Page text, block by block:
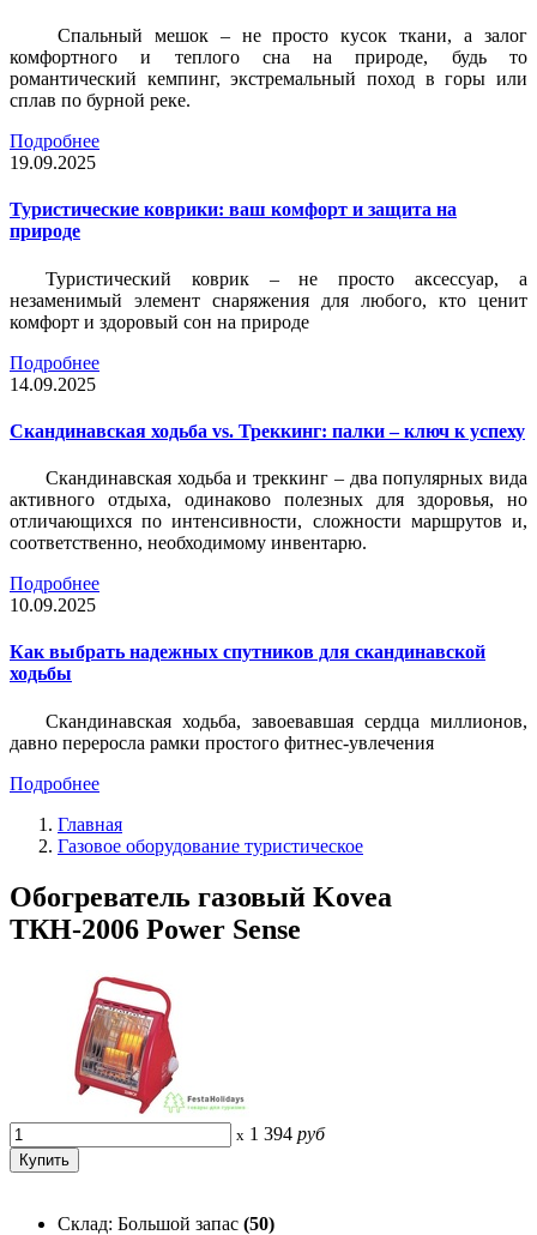
Спальный мешок – не просто кусок ткани, а залог
комфортного и теплого сна на природе, будь то
романтический кемпинг, экстремальный поход в горы или
сплав по бурной реке.
Подробнее
19.09.2025
Туристические коврики: ваш комфорт и защита на
природе
Туристический коврик – не просто аксессуар, а
незаменимый элемент снаряжения для любого, кто ценит
комфорт и здоровый сон на природе
Подробнее
14.09.2025
Скандинавская ходьба vs. Треккинг: палки – ключ к успеху
Скандинавская ходьба и треккинг – два популярных вида
активного отдыха, одинаково полезных для здоровья, но
отличающихся по интенсивности, сложности маршрутов и,
соответственно, необходимому инвентарю.
Подробнее
10.09.2025
Как выбрать надежных спутников для скандинавской
ходьбы
Скандинавская ходьба, завоевавшая сердца миллионов,
давно переросла рамки простого фитнес-увлечения
Подробнее
Главная
Газовое оборудование туристическое
Обогреватель газовый Kovea
ТКН-2006 Power Sense
x 1 394 руб
Склад: Большой запас (50)